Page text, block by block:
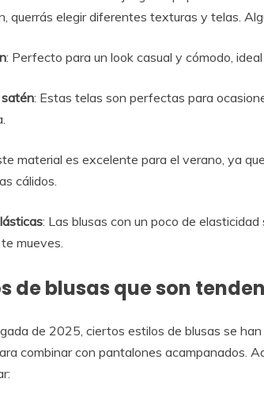
querrás elegir diferentes texturas y telas.
: Perfecto para un look casual y cómodo, ideal
: Estas telas son perfectas para
material es excelente para el verano, ya
cálidos.
: Las blusas con un poco de
mueves.
de blusas que son
de 2025, ciertos estilos de blusas se
combinar con pantalones acampanados.